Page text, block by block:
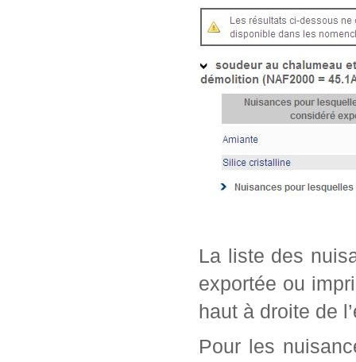
La liste des
exportée ou
haut à droite de
Pour les